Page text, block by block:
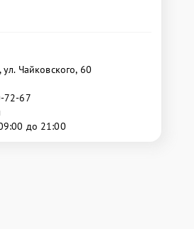
ул. Чайковского, 60
72-67
до 21:00